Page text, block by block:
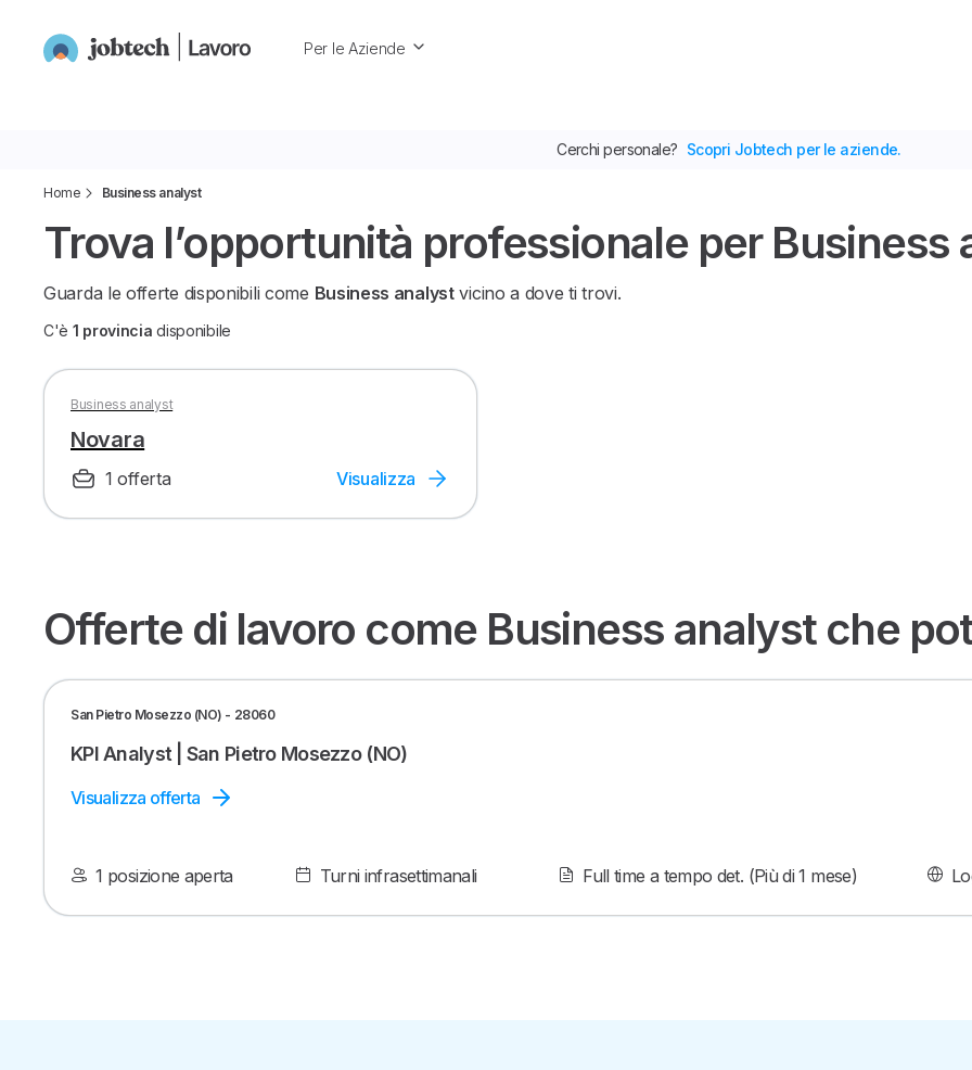
Per le Aziende
Home Business analyst
Trova l’opportunità professionale per Business
Guarda le offerte disponibili come Business analystvicino a dove ti trovi.
C'è 1 provincia disponibile
Business analyst
Novara
1 offerta Visualizza
Offerte di lavoro come Business analyst che
San Pietro Mosezzo (NO) - 28060
KPI Analyst | San Pietro Mosezzo (NO)
Visualizza offerta
1 posizione aperta Turni infrasettimanali Full time a tempo det. (Più di 1 mese)
Cerchi personale? Scopri Jobtech per le aziende.